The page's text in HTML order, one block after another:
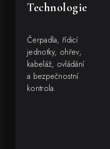
Technologie
Čerpadla, řídicí
jednotky, ohřev,
kabeláž, ovládání
a bezpečnostní
kontrola.